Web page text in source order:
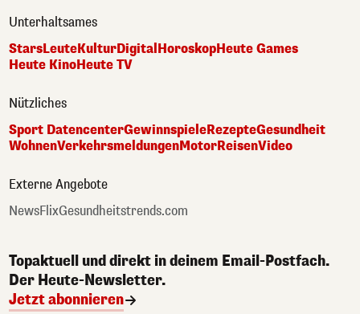
Unterhaltsames
StarsLeuteKulturDigital HoroskopHeute Games
Heute KinoHeute TV
Nützliches
Sport DatencenterGewinnspieleRezepteGesundheit
WohnenVerkehrsmeldungenMotorReisenVideo
Externe Angebote
NewsFlixGesundheitstrends.com
Topaktuell und direkt in deinem Email-Postfach.
Der Heute-Newsletter.
Jetzt abonnieren